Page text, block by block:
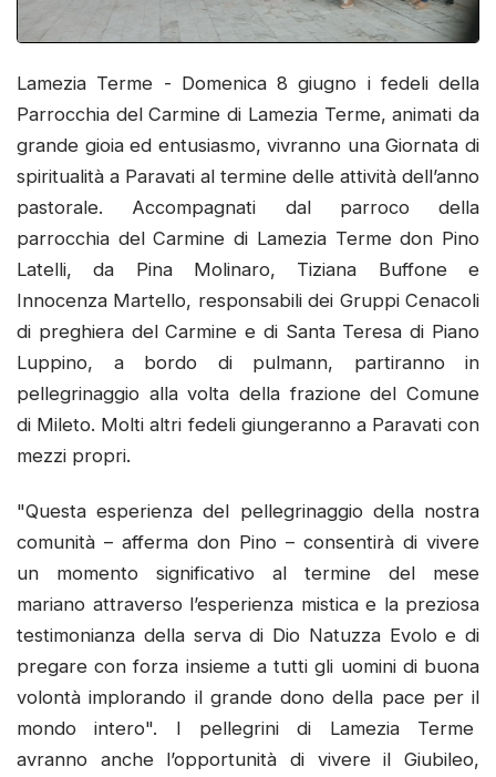
Lamezia Terme - Domenica 8 giugno i fedeli della
Parrocchia del Carmine di Lamezia Terme, animati da
grande gioia ed entusiasmo, vivranno una Giornata di
spiritualità a Paravati al termine delle attività dell’anno
pastorale. Accompagnati dal parroco della
parrocchia del Carmine di Lamezia Terme don Pino
Latelli, da Pina Molinaro, Tiziana Buffone e
Innocenza Martello, responsabili dei Gruppi Cenacoli
di preghiera del Carmine e di Santa Teresa di Piano
Luppino, a bordo di pulmann, partiranno in
pellegrinaggio alla volta della frazione del Comune
di Mileto. Molti altri fedeli giungeranno a Paravati con
mezzi propri.
"Questa esperienza del pellegrinaggio della nostra
comunità – afferma don Pino – consentirà di vivere
un momento significativo al termine del mese
mariano attraverso l’esperienza mistica e la preziosa
testimonianza della serva di Dio Natuzza Evolo e di
pregare con forza insieme a tutti gli uomini di buona
volontà implorando il grande dono della pace per il
mondo intero". I pellegrini di Lamezia Terme
avranno anche l’opportunità di vivere il Giubileo,